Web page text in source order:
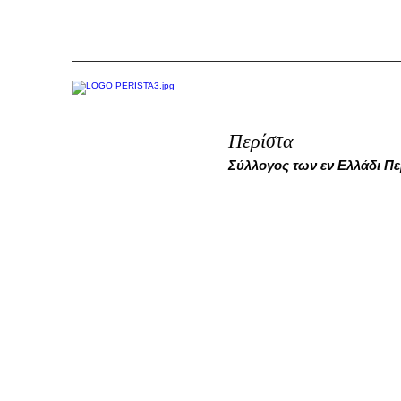
Περίστα
Σύλλογος των εν Ελλάδι